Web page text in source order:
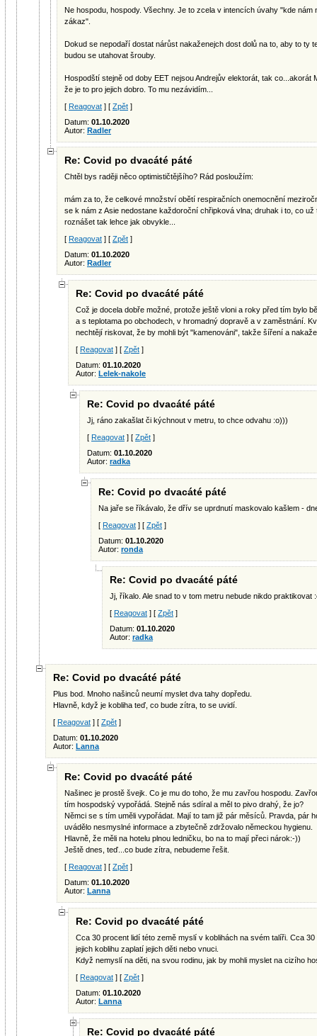
Ne hospodu, hospody. Všechny. Je to zcela v intencích úvahy "kde
zákaz".
Dokud se nepodaří dostat nárůst nakaženejch dost dolů na to, aby to ty
budou se utahovat šrouby.
Hospodští stejně od doby EET nejsou Andrejův elektorát, tak co...akorát
že je to pro jejich dobro. To mu nezávidím...
[ Reagovat ] [ Zpět ]
Datum: 01.10.2020
Autor: Radler
Re: Covid po dvacáté páté
Chtěl bys raději něco optimističtějšího? Rád posloužím:
mám za to, že celkové množství obětí respiračních onemocnění
se k nám z Asie nedostane každoroční chřipková vlna; druhak i to, co
roznášet tak lehce jak obvykle...
[ Reagovat ] [ Zpět ]
Datum: 01.10.2020
Autor: Radler
Re: Covid po dvacáté páté
Což je docela dobře možné, protože ještě vloni a roky před tím bylo
a s teplotama po obchodech, v hromadný dopravě a v zaměstnání.
nechtějí riskovat, že by mohli být "kamenováni", takže šíření a
[ Reagovat ] [ Zpět ]
Datum: 01.10.2020
Autor: Lelek-nakole
Re: Covid po dvacáté páté
Jj, ráno zakašlat či kýchnout v metru, to chce odvahu :o)))
[ Reagovat ] [ Zpět ]
Datum: 01.10.2020
Autor: radka
Re: Covid po dvacáté páté
Na jaře se říkávalo, že dřív se uprdnutí maskovalo kašlem -
[ Reagovat ] [ Zpět ]
Datum: 01.10.2020
Autor: ronda
Re: Covid po dvacáté páté
Jj, říkalo. Ale snad to v tom metru nebude nikdo praktikovat
[ Reagovat ] [ Zpět ]
Datum: 01.10.2020
Autor: radka
Re: Covid po dvacáté páté
Plus bod. Mnoho našinců neumí myslet dva tahy dopředu.
Hlavně, když je kobliha teď, co bude zítra, to se uvidí.
[ Reagovat ] [ Zpět ]
Datum: 01.10.2020
Autor: Lanna
Re: Covid po dvacáté páté
Našinec je prostě švejk. Co je mu do toho, že mu zavřou hospodu.
tím hospodský vypořádá. Stejně nás sdíral a měl to pivo drahý, že jo?
Němci se s tím uměli vypořádat. Mají to tam již pár měsíců. Pravda, pár
uvádělo nesmyslné informace a zbytečně zdržovalo německou hygienu.
Hlavně, že měli na hotelu plnou ledničku, bo na to mají přeci nárok:-))
Ještě dnes, teď...co bude zítra, nebudeme řešit.
[ Reagovat ] [ Zpět ]
Datum: 01.10.2020
Autor: Lanna
Re: Covid po dvacáté páté
Cca 30 procent lidí této země myslí v koblihách na svém talíři. Cca
jejich koblihu zaplatí jejich děti nebo vnuci.
Když nemyslí na děti, na svou rodinu, jak by mohli myslet na cizího
[ Reagovat ] [ Zpět ]
Datum: 01.10.2020
Autor: Lanna
Re: Covid po dvacáté páté